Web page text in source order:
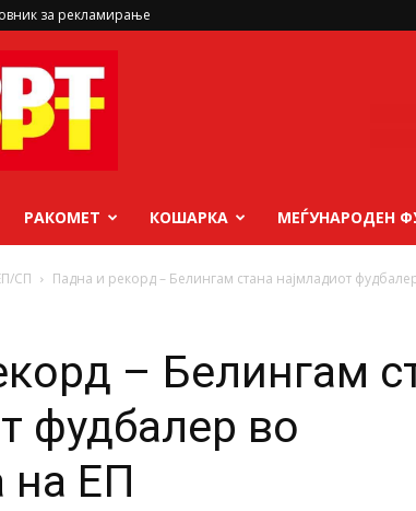
за рекламирање
РАКОМЕТ КОШАРКА МЕЃУНАРОДЕН
СП Падна и рекорд – Белингам стана најмладиот
– Белингам
фудбалер во
на ЕП